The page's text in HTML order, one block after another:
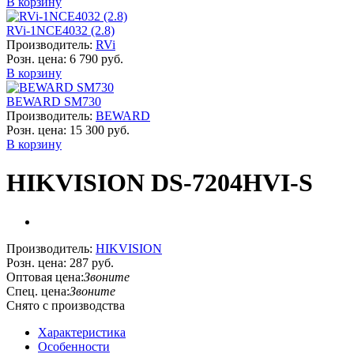
RVi-1NCE4032 (2.8)
Производитель: RVi
Розн. цена: 6 790 руб.
В корзину
BEWARD SM730
Производитель: BEWARD
Розн. цена: 15 300 руб.
В корзину
HIKVISION DS-7204HVI-S
Производитель: HIKVISION
Розн. цена: 287 руб.
Оптовая цена:Звоните
Спец. цена:Звоните
Снято с производства
Характеристика
Особенности